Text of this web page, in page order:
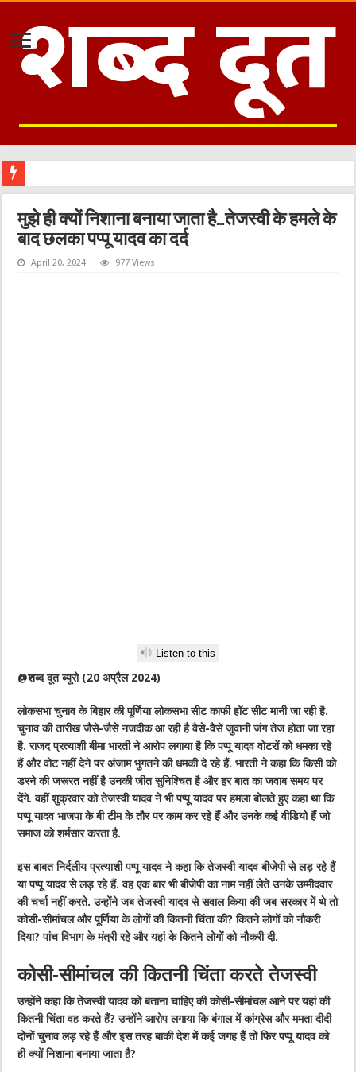
मुझे ही क्यों निशाना बनाया जाता है…तेजस्वी के हमले के
बाद छलका पप्पू यादव का दर्द
April 20, 2024 977 Views
Listen to this
@शब्द दूत ब्यूरो (20 अप्रैल 2024)
लोकसभा चुनाव के बिहार की पूर्णिया लोकसभा सीट काफी हॉट सीट मानी जा रही है.
चुनाव की तारीख जैसे-जैसे नजदीक आ रही है वैसे-वैसे जुवानी जंग तेज होता जा रहा
है. राजद प्रत्याशी बीमा भारती ने आरोप लगाया है कि पप्पू यादव वोटरों को धमका रहे
हैं और वोट नहीं देने पर अंजाम भुगतने की धमकी दे रहे हैं. भारती ने कहा कि किसी को
डरने की जरूरत नहीं है उनकी जीत सुनिश्चित है और हर बात का जवाब समय पर
देंगे. वहीं शुक्रवार को तेजस्वी यादव ने भी पप्पू यादव पर हमला बोलते हुए कहा था कि
पप्पू यादव भाजपा के बी टीम के तौर पर काम कर रहे हैं और उनके कई वीडियो हैं जो
समाज को शर्मसार करता है.
इस बाबत निर्दलीय प्रत्याशी पप्पू यादव ने कहा कि तेजस्वी यादव बीजेपी से लड़ रहे हैं
या पप्पू यादव से लड़ रहे हैं. वह एक बार भी बीजेपी का नाम नहीं लेते उनके उम्मीदवार
की चर्चा नहीं करते. उन्होंने जब तेजस्वी यादव से सवाल किया की जब सरकार में थे तो
कोसी-सीमांचल और पूर्णिया के लोगों की कितनी चिंता की? कितने लोगों को नौकरी
दिया? पांच विभाग के मंत्री रहे और यहां के कितने लोगों को नौकरी दी.
कोसी-सीमांचल की कितनी चिंता करते तेजस्वी
उन्होंने कहा कि तेजस्वी यादव को बताना चाहिए की कोसी-सीमांचल आने पर यहां की
कितनी चिंता वह करते हैं? उन्होंने आरोप लगाया कि बंगाल में कांग्रेस और ममता दीदी
दोनों चुनाव लड़ रहे हैं और इस तरह बाकी देश में कई जगह हैं तो फिर पप्पू यादव को
ही क्यों निशाना बनाया जाता है?